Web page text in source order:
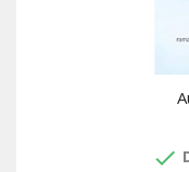
done